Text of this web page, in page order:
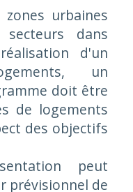
urbaines
dans
d'un
un
doit être
de logements
des objectifs
peut
prévisionnel de